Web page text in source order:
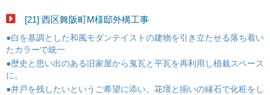
[21] 西区舞阪町M様邸外構工事
●白を基調とした和風モダンテイストの建物を引き立たせる落ち着い
たカラーで統一
●歴史と思い出のある旧家屋から鬼瓦と平瓦を再利用し植栽スペース
に。
●井戸を残したいというご希望に添い、花壇と揃いの縁石で化粧をし